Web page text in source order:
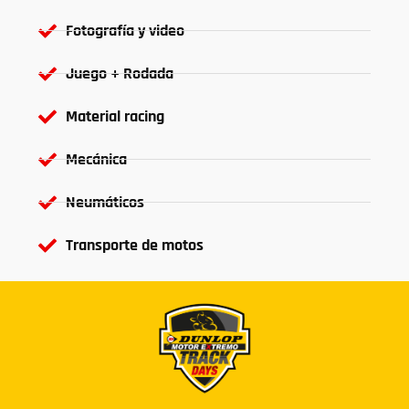
Fotografía y video
Juego + Rodada
Material racing
Mecánica
Neumáticos
Transporte de motos